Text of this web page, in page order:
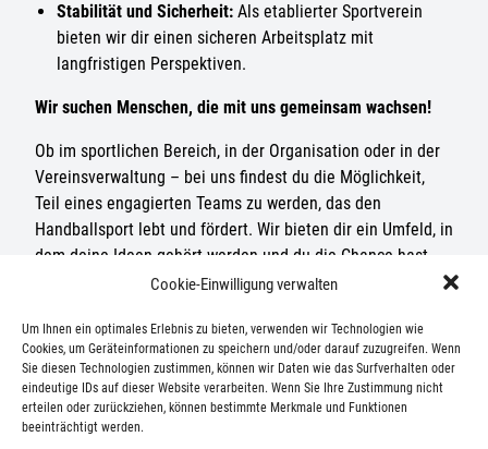
Cookie-Einwilligung verwalten
Um Ihnen ein optimales Erlebnis zu bieten, verwenden wir Technologien wie
Cookies, um Geräteinformationen zu speichern und/oder darauf zuzugreifen. Wenn
Sie diesen Technologien zustimmen, können wir Daten wie das Surfverhalten oder
eindeutige IDs auf dieser Website verarbeiten. Wenn Sie Ihre Zustimmung nicht
erteilen oder zurückziehen, können bestimmte Merkmale und Funktionen
beeinträchtigt werden.
Stabilität und Sicherheit: Als etablierter Sportverein
bieten wir dir einen sicheren Arbeitsplatz mit
langfristigen Perspektiven.
Wir suchen Menschen, die mit uns gemeinsam wachsen!
Ob im sportlichen Bereich, in der Organisation oder in der
Vereinsverwaltung – bei uns findest du die Möglichkeit,
Teil eines engagierten Teams zu werden, das den
Handballsport lebt und fördert. Wir bieten dir ein Umfeld, in
dem deine Ideen gehört werden und du die Chance hast,
eigene Projekte zu realisieren.
Werde Teil des Lichtenrader Sportvereins e.V. und trage
mit uns gemeinsam zur Weiterentwicklung des
Handballsports in Lichtenrade bei!